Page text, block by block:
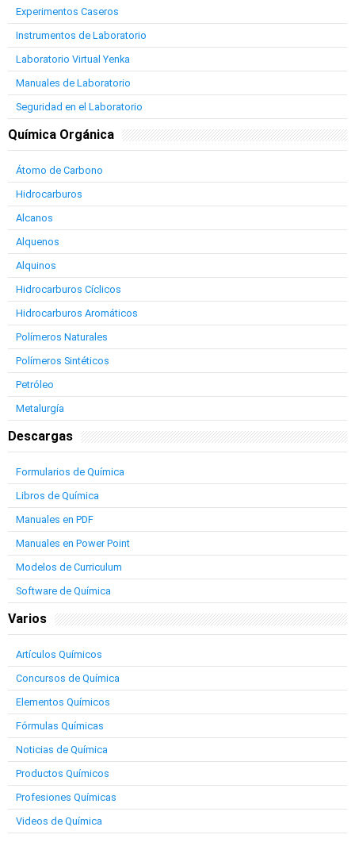
Experimentos Caseros
Instrumentos de Laboratorio
Laboratorio Virtual Yenka
Manuales de Laboratorio
Seguridad en el Laboratorio
Química Orgánica
Átomo de Carbono
Hidrocarburos
Alcanos
Alquenos
Alquinos
Hidrocarburos Cíclicos
Hidrocarburos Aromáticos
Polímeros Naturales
Polímeros Sintéticos
Petróleo
Metalurgía
Descargas
Formularios de Química
Libros de Química
Manuales en PDF
Manuales en Power Point
Modelos de Curriculum
Software de Química
Varios
Artículos Químicos
Concursos de Química
Elementos Químicos
Fórmulas Químicas
Noticias de Química
Productos Químicos
Profesiones Químicas
Videos de Química